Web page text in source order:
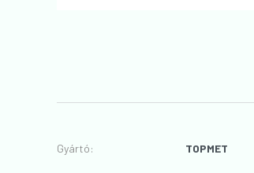
Gyártó: TOPMET